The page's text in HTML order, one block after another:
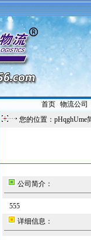
首页| 物流公司
您的位置：pHqghUme
公司简介：
555
详细信息：